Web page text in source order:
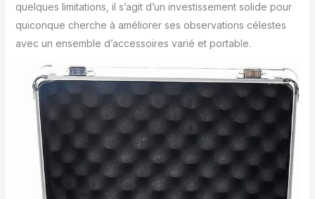
en mousse. Non
seulement il garde tous
les accessoires en
un espace
supplémentaire pour
d'autres petits
accessoires. Il s'agit
d'un outil essentiel pour
tous les utilisateurs de
télescope pour observer
les planètes
astronomiques et la lune
quelques limitations, il s’agit d’un investissement solide pour
quiconque cherche à améliorer ses observations célestes
avec un ensemble d’accessoires varié et portable.